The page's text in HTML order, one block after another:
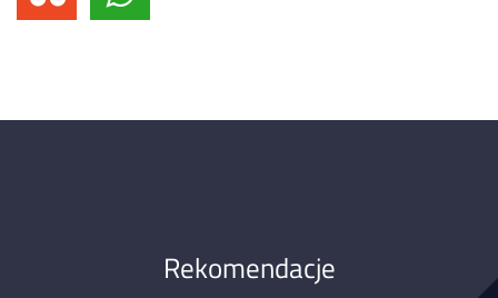
Rekomendacje